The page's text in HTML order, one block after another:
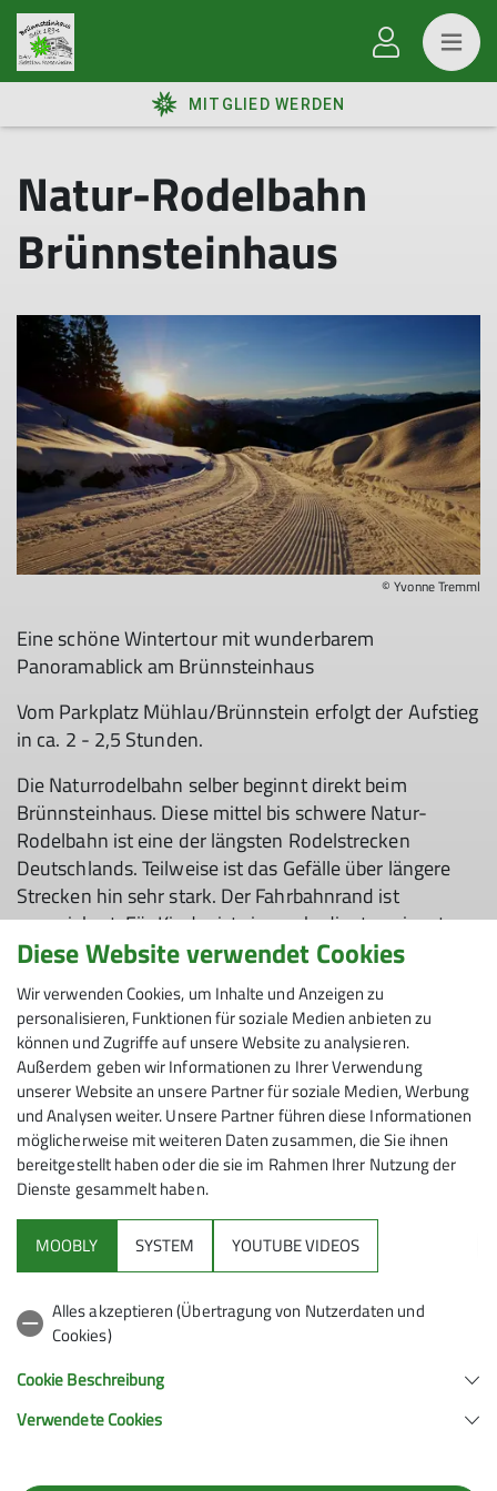
MITGLIED WERDEN
Natur-Rodelbahn
Brünnsteinhaus
© Yvonne Tremml
Eine schöne Wintertour mit wunderbarem
Panoramablick am Brünnsteinhaus
Vom Parkplatz Mühlau/Brünnstein erfolgt der Aufstieg
in ca. 2 - 2,5 Stunden.
Die Naturrodelbahn selber beginnt direkt beim
Brünnsteinhaus. Diese mittel bis schwere Natur-
Rodelbahn ist eine der längsten Rodelstrecken
Deutschlands. Teilweise ist das Gefälle über längere
Strecken hin sehr stark. Der Fahrbahnrand ist
ungesichert. Für Kinder ist sie nur bedingt geeignet -
wegen der Steilheit sollten diese selber gut rodeln
Achtung: Beim Aufstieg können Rodler
entgegenkommen und bei der Abfahrt können
Bergaufgeher auf der Rodelbahn unterwegs sein!
Zur Natur-Rodelbahn Brünnsteinhaus
Brünnsteinhaus
Brünnsteinhaus
Diese Website verwendet Cookies
Wir verwenden Cookies, um Inhalte und Anzeigen zu
personalisieren, Funktionen für soziale Medien anbieten zu
können und Zugriffe auf unsere Website zu analysieren.
Außerdem geben wir Informationen zu Ihrer Verwendung
unserer Website an unsere Partner für soziale Medien, Werbung
und Analysen weiter. Unsere Partner führen diese Informationen
möglicherweise mit weiteren Daten zusammen, die Sie ihnen
bereitgestellt haben oder die sie im Rahmen Ihrer Nutzung der
Dienste gesammelt haben.
MOOBLY SYSTEM YOUTUBE VIDEOS
Alles akzeptieren (Übertragung von Nutzerdaten und
Cookies)
Cookie Beschreibung
Verwendete Cookies